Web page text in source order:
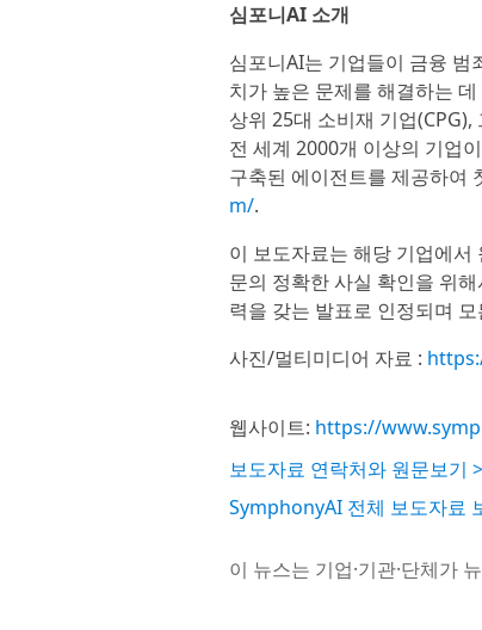
심포니AI 소개
심포니AI는 기업들이 금융 범
치가 높은 문제를 해결하는
상위 25대 소비재 기업
전 세계 2000개 이상의 기업
구축된 에이전트를 제공하여
m/.
이 보도자료는 해당 기업에
문의 정확한 사실 확인을 위
력을 갖는 발표로 인정되며
사진/멀티미디어 자료 :
웹사이트: https://
보도자료 연락처와 원문보기 >
SymphonyAI 전체 보도자료
이 뉴스는 기업·기관·단체가